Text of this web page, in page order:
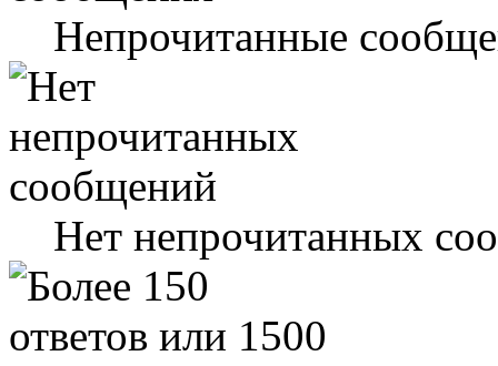
Непрочитанные
Нет непрочитанных